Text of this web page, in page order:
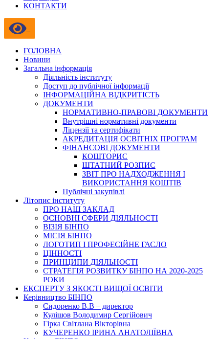
КОНТАКТИ
ГОЛОВНА
Новини
Загальна інформація
Діяльність інституту
Доступ до публічної інформації
ІНФОРМАЦІЙНА ВІДКРИТІСТЬ
ДОКУМЕНТИ
НОРМАТИВНО-ПРАВОВІ ДОКУМЕНТИ
Внутрішні нормативні документи
Ліцензії та сертифікати
АКРЕДИТАЦІЯ ОСВІТНІХ ПРОГРАМ
ФІНАНСОВІ ДОКУМЕНТИ
КОШТОРИС
ШТАТНИЙ РОЗПИС
ЗВІТ ПРО НАДХОДЖЕННЯ І
ВИКОРИСТАННЯ КОШТІВ
Публічні закупівлі
Літопис інституту
ПРО НАШ ЗАКЛАД
ОСНОВНІ СФЕРИ ДІЯЛЬНОСТІ
ВІЗІЯ БІНПО
МІСІЯ БІНПО
ЛОГОТИП І ПРОФЕСІЙНЕ ГАСЛО
ЦІННОСТІ
ПРИНЦИПИ ДІЯЛЬНОСТІ
СТРАТЕГІЯ РОЗВИТКУ БІНПО НА 2020-2025
РОКИ
ЕКСПЕРТУ З ЯКОСТІ ВИЩОЇ ОСВІТИ
Керівництво БІНПО
Сидоренко В.В – директор
Кулішов Володимир Сергійович
Гірка Світлана Вікторівна
КУЧЕРЕНКО ІРИНА АНАТОЛІЇВНА